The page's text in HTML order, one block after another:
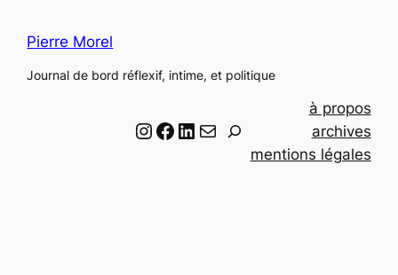
Pierre Morel
Journal de bord réflexif, intime, et politique
Instagram Facebook LinkedIn Email
à propos
archives
mentions légales